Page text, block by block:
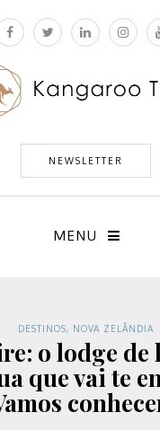
NEWSLETTER
MENU
DESTINOS, NOVA ZELÂNDIA
o lodge de
que vai te